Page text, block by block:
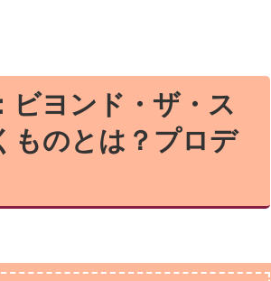
ビヨンド・ザ・ス
ものとは？プロデ